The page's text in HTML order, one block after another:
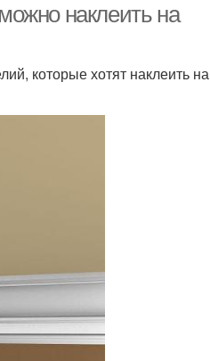
наклеить на
которые хотят наклеить на